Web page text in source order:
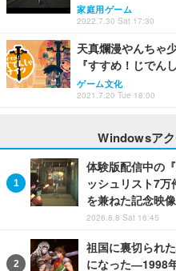
家庭用ゲーム
2022.7.30 Sat 17:30
天真爛漫やんちゃ
『すすめ！じでん
ゲーム文化
2021.7.20 Tue 18:00
Windowsア
体験版配信中の
ッシュリスト7万
を兼ねた記念映
2026.8.8 Sat 16:45
祖国に裏切られ
になった―1998